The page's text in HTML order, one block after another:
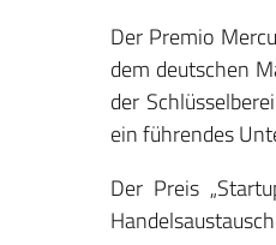
Der Premio
dem deutschen
der
ein führendes
Der Preis